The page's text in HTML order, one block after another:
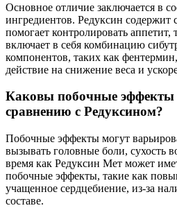
Основное отличие заключается в
ингредиентов. Редуксин содержит
помогает контролировать аппетит,
включает в себя комбинацию
компонентов, таких как
действие на снижение веса и
Каковы побочные эффекты
сравнению с Редуксином?
Побочные эффекты могут
вызывать головные боли, сухость
время как Редуксин Мет может
побочные эффекты, такие как
учащенное сердцебиение, из-за
составе.